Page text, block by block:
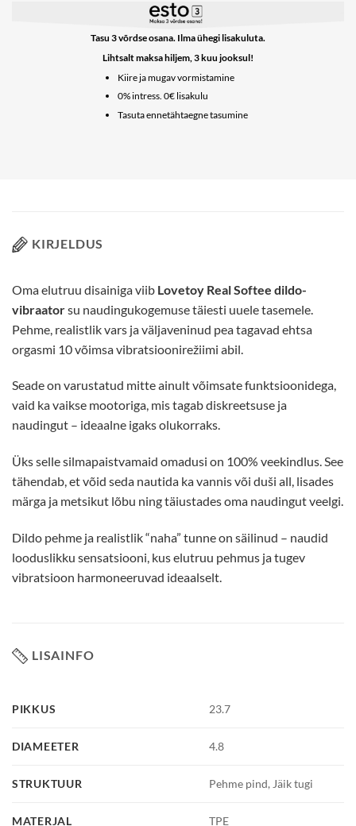
Tasu 3 võrdse osana. Ilma ühegi lisakuluta.
Lihtsalt maksa hiljem, 3 kuu jooksul!
Kiire ja mugav vormistamine
0% intress. 0€ lisakulu
Tasuta ennetähtaegne tasumine
KIRJELDUS
Oma elutruu disainiga viib Lovetoy Real Softee dildo-
vibraatorsu naudingukogemuse täiesti uuele tasemele.
Pehme, realistlik vars ja väljaveninud pea tagavad ehtsa
orgasmi 10 võimsa vibratsioonirežiimi abil.
Seade on varustatud mitte ainult võimsate funktsioonidega,
vaid ka vaikse mootoriga, mis tagab diskreetsuse ja
naudingut – ideaalne igaks olukorraks.
Üks selle silmapaistvamaid omadusi on 100% veekindlus. See
tähendab, et võid seda nautida ka vannis või duši all, lisades
märga ja metsikut lõbu ning täiustades oma naudingut veelgi.
Dildo pehme ja realistlik “naha” tunne on säilinud – naudid
looduslikku sensatsiooni, kus elutruu pehmus ja tugev
vibratsioon harmoneeruvad ideaalselt.
LISAINFO
PIKKUS 23.7
DIAMEETER 4.8
STRUKTUUR Pehme pind, Jäik tugi
MATERJAL TPE